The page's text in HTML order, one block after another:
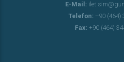
E-Mail:
Telefon: +90 (464)
Fax: +90 (464)